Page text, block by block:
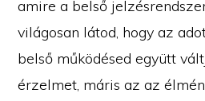
amire a belső
világosan látod, hogy az
belső működésed együtt
érzelmet, máris az az